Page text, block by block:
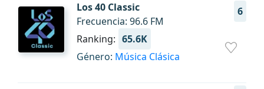
Los 40 Classic 6
Frecuencia: 96.6 FM
Ranking: 65.6K
Género: Música Clásica